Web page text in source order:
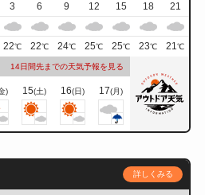
3 6 9 12 15 18
21
22℃ 22℃ 24℃ 25℃ 25℃ 23℃ 21℃
14日間先までの天気予報を見る
) 15(土) 16(日) 17(月)
詳しくみる